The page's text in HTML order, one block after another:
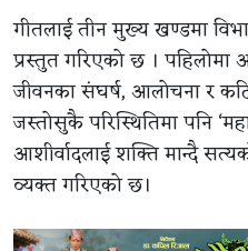
गीतलाई तीन मुख्य खण्डमा
प्रस्तुत गरिएको छ ।
जीवनका संघर्ष, आलोचना र
जस्तोसुकै परिस्थितिमा पनि
आशीर्वादलाई शक्ति मान्दै
व्यक्त गरिएको छ।